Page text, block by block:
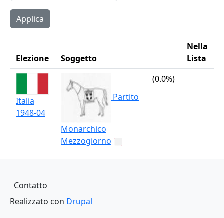
Elezione Soggetto
Nella
Lista
Italia
1948-04
Partito
Monarchico
Mezzogiorno
(0.0%)
Piè di pagina
Contatto
Realizzato con Drupal